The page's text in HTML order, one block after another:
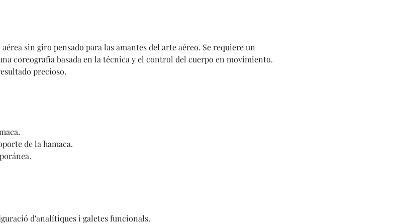
sin giro pensado para las amantes del arte aéreo. Se requiere un
coreografía basada en la técnica y el control del cuerpo en movimiento.
precioso.
de la hamaca.
d'analítiques i galetes funcionals.